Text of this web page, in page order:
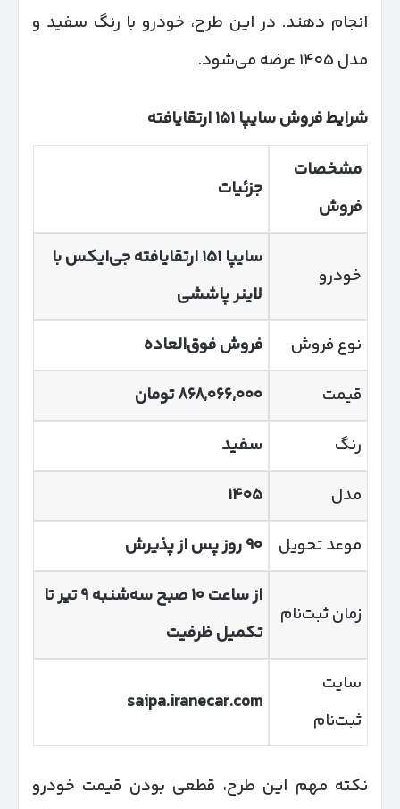
انجام دهند. در این طرح، خودرو با رنگ سفید و
مدل ۱۴۰۵ عرضه می‌شود.
شرایط فروش سایپا ۱۵۱ارتقایافته
مشخصات
فروش
جزئیات
خودرو
سایپا۱۵۱ارتقایافته جی‌ایکس با
لاینر پاششی
نوع فروش
فروش فوق‌العاده
قیمت
۸۶۸,۰۶۶,۰۰۰تومان
رنگ
سفید
مدل
۱۴۰۵
موعد تحویل
۹۰روز پس از پذیرش
زمان ثبت‌نام
از ساعت۱۰صبح سه‌شنبه۹تیر تا
تکمیل ظرفیت
سایت
ثبت‌نام
saipa.iranecar.com
نکته مهم این طرح، قطعی بودن قیمت خودرو